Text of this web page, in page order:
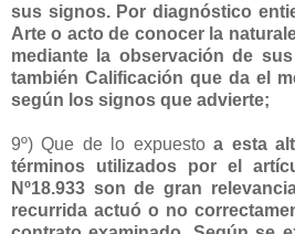
sus signos. Por diagnóstico
Arte o acto de conocer la
mediante la observación de
también Calificación que da el
según los signos que advierte;
9º) Que de lo expuestoa esta
términos utilizados por el
Nº18.933 son de gran
recurrida actuó o no